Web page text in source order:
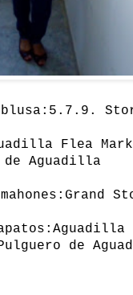
Flea
de Aguadilla
de